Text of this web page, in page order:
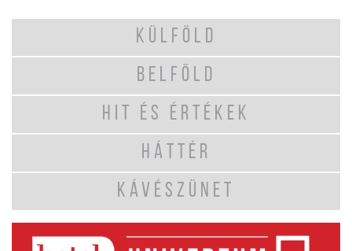
KÜLFÖLD
BELFÖLD
HIT ÉS ÉRTÉKEK
HÁTTÉR
KÁVÉSZÜNET